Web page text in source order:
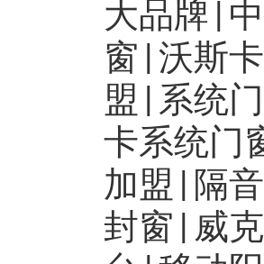
大品牌|
窗|沃斯
盟|系统
卡系统门
加盟|隔
封窗|威